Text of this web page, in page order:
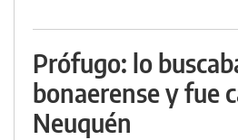
Prófugo: lo
bonaerense y fue
Neuquén